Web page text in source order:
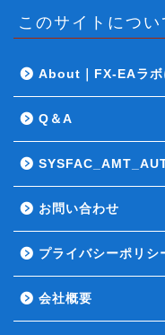
このサイトについ
About｜FX-EAラボ
Q＆A
お問い合わせ
プライバシーポリシ
会社概要